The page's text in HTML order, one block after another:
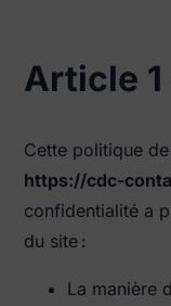
Article 1
Cette politique
https://cdc-
confidentialité a
du site :
La manière